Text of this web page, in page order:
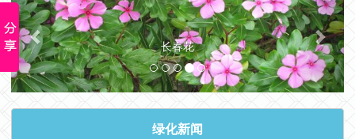
长春花
绿化新闻